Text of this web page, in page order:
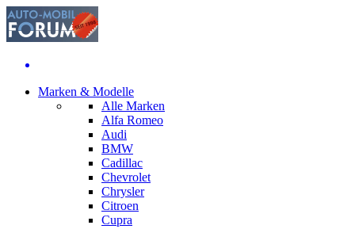
Marken & Modelle
Alle Marken
Alfa Romeo
Audi
BMW
Cadillac
Chevrolet
Chrysler
Citroen
Cupra